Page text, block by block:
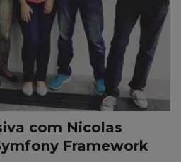
com Nicolas
Framework